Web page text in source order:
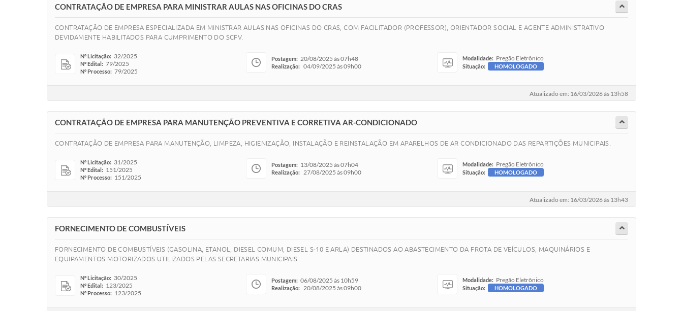
CONTRATAÇÃO DE EMPRESA PARA MINISTRAR AULAS NAS OFICINAS DO CRAS
CONTRATAÇÃO DE EMPRESA ESPECIALIZADA EM MINISTRAR AULAS NAS OFICINAS DO CRAS, COM FACILITADOR (PROFESSOR), ORIENTADOR SOCIAL E AGENTE ADMINISTRATIVO
DEVIDAMENTE HABILITADOS PARA CUMPRIMENTO DO SCFV.
Nº Licitação: 32/2025
Nº Edital: 79/2025
Nº Processo: 79/2025
Postagem: 20/08/2025 às 07h48
Realização: 04/09/2025 às 09h00
Modalidade: Pregão Eletrônico
Situação: HOMOLOGADO
Atualizado em: 16/03/2026 às 13h58
CONTRATAÇÃO DE EMPRESA PARA MANUTENÇÃO PREVENTIVA E CORRETIVA AR-CONDICIONADO
CONTRATAÇÃO DE EMPRESA PARA MANUTENÇÃO, LIMPEZA, HIGIENIZAÇÃO, INSTALAÇÃO E REINSTALAÇÃO EM APARELHOS DE AR CONDICIONADO DAS REPARTIÇÕES MUNICIPAIS.
Nº Licitação: 31/2025
Nº Edital: 151/2025
Nº Processo: 151/2025
Postagem: 13/08/2025 às 07h04
Realização: 27/08/2025 às 09h00
Modalidade: Pregão Eletrônico
Situação: HOMOLOGADO
Atualizado em: 16/03/2026 às 13h43
FORNECIMENTO DE COMBUSTÍVEIS
FORNECIMENTO DE COMBUSTÍVEIS (GASOLINA, ETANOL, DIESEL COMUM, DIESEL S-10 E ARLA) DESTINADOS AO ABASTECIMENTO DA FROTA DE VEÍCULOS, MAQUINÁRIOS E
EQUIPAMENTOS MOTORIZADOS UTILIZADOS PELAS SECRETARIAS MUNICIPAIS .
Nº Licitação: 30/2025
Nº Edital: 123/2025
Nº Processo: 123/2025
Postagem: 06/08/2025 às 10h59
Realização: 20/08/2025 às 09h00
Modalidade: Pregão Eletrônico
Situação: HOMOLOGADO